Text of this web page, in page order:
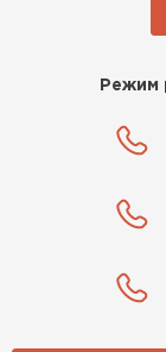
Режим